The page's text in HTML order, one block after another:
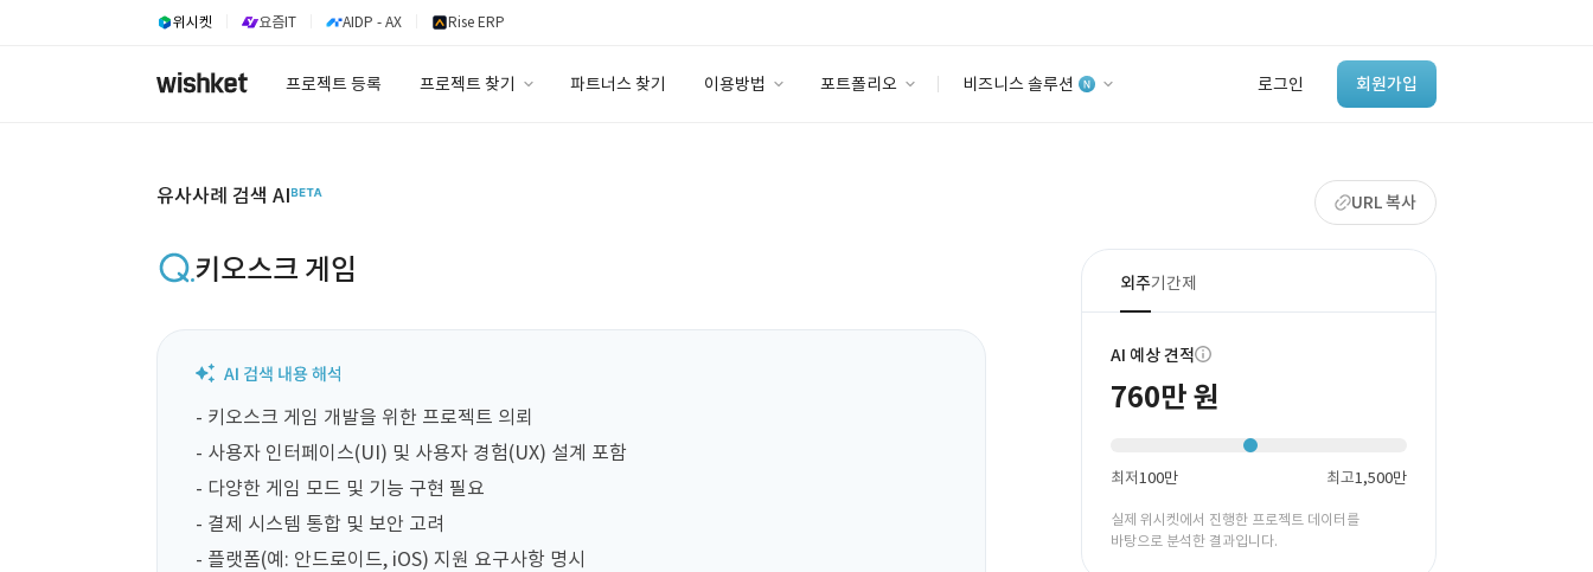
위시켓 요즘IT AIDP - AX Rise ERP
프로젝트 등록 프로젝트 찾기 파트너스 찾기 이용방법 포트폴리오 비즈니스 솔루션 로그인 회원가입
‘이런 거’ 만들어본
개발 회사 있어?
바로가기
유사사례 검색 AI URL 복사
키오스크 게임
- 키오스크 게임 개발을 위한 프로젝트 의뢰
- 사용자 인터페이스(UI) 및 사용자 경험(UX) 설계 포함
- 다양한 게임 모드 및 기능 구현 필요
- 결제 시스템 통합 및 보안 고려
- 플랫폼(예: 안드로이드, iOS) 지원 요구사항 명시
외주기간제
AI 예상 견적
760만 원
최저100만 최고1,500만
실제 위시켓에서 진행한 프로젝트 데이터를
바탕으로 분석한 결과입니다.